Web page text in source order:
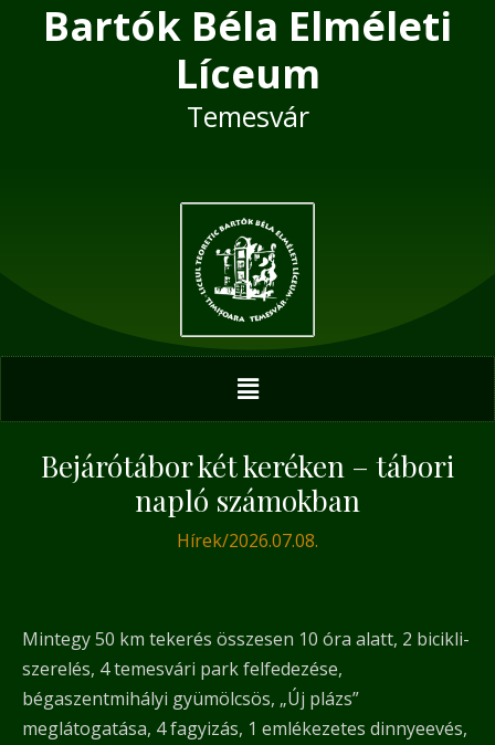
Bartók Béla Elméleti
Líceum
Temesvár
Menu
Bejárótábor két keréken – tábori
napló számokban
Hírek/2026.07.08.
Mintegy 50 km tekerés összesen 10 óra alatt, 2 bicikli-
szerelés, 4 temesvári park felfedezése,
bégaszentmihályi gyümölcsös, „Új plázs”
meglátogatása, 4 fagyizás, 1 emlékezetes dinnyeevés,
Post
navigation